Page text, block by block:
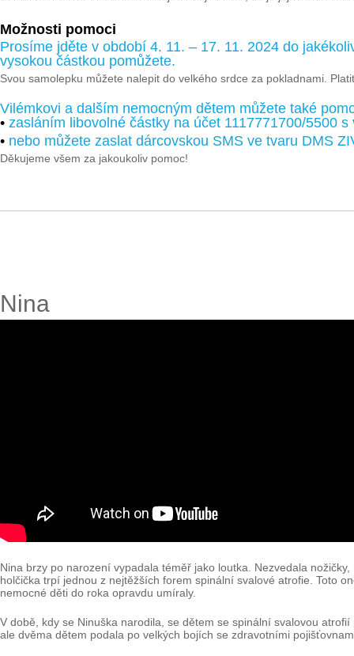
Možnosti pomoci
Prosíme jděte v období 4. 11. – 17. 11. 2024 do
vysokou částkou pomůžete.
Svou samolepku můžete nalepit do velkého srdce za pokladnami.
Vilémkovi a dalším nemocným dětem můžete také
• zasláním libovolné částky na účet 1117771700/5500
• nebo můžete zaslat dárcovskou SMS ve tvaru DMS
Děkujeme všem za jakoukoliv pomoc!
Nina
Nina brzy po narození vypadala téměř jako loutka. Nezvedala
holčička trpí jednou z nejtěžších forem spinální svalové atrofie. Toto
nemocné děti do roka opravdu umíraly.
V době, kdy se Ninuška narodila, se dětem se spinální svalovou
ale dvěma dětem podala po velkých bojích se zdravotními